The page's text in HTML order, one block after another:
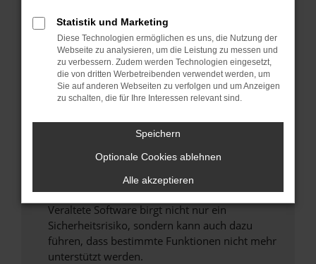
Manche Erweiterungen, wie Werbeblocker,
können das Laden bestimmter Seiten
verhindern. Funktioniert die Seite in einem
anderen Browser oder in einem privaten
Fenster?
Das kann manchmal helfen, vorübergehende
Probleme zu beheben.
Stelle sicher, dass dein Browser und dein
Betriebssystem auf dem neuesten Stand
sind.
Veraltete Software birgt nicht nur ein
Sicherheitsrisiko, sondern kann auch dazu
führen, dass bestimmte Funktionen nicht mehr
unterstützt werden.
Statistik und Marketing
Diese Technologien ermöglichen es uns, die Nutzung der
Webseite zu analysieren, um die Leistung zu messen und
zu verbessern. Zudem werden Technologien eingesetzt,
die von dritten Werbetreibenden verwendet werden, um
Sie auf anderen Webseiten zu verfolgen und um Anzeigen
zu schalten, die für Ihre Interessen relevant sind.
Speichern
Optionale Cookies ablehnen
Alle akzeptieren